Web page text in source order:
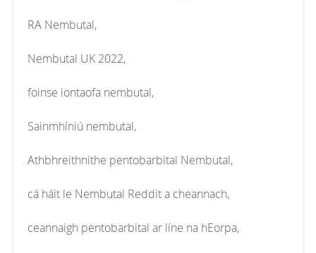
RA Nembutal,
Nembutal UK 2022,
foinse iontaofa nembutal,
Sainmhíniú nembutal,
Athbhreithnithe pentobarbital Nembutal,
cá háit le Nembutal Reddit a cheannach,
ceannaigh pentobarbital ar líne na hEorpa,